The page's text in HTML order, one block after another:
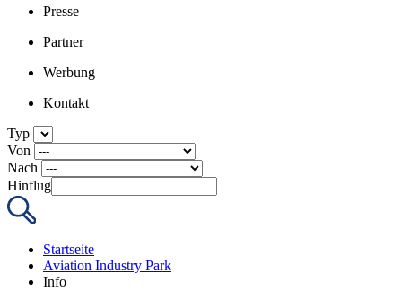
Presse
Partner
Werbung
Kontakt
Typ
Von
Nach
Hinflug
Startseite
Aviation Industry Park
Info